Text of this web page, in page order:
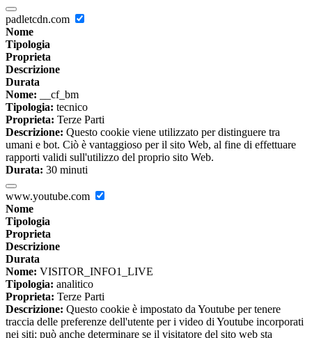
padletcdn.com
Nome
Tipologia
Proprieta
Descrizione
Durata
Nome: __cf_bm
Tipologia: tecnico
Proprieta: Terze Parti
Descrizione: Questo cookie viene utilizzato per distinguere tra
umani e bot. Ciò è vantaggioso per il sito Web, al fine di effettuare
rapporti validi sull'utilizzo del proprio sito Web.
Durata: 30 minuti
www.youtube.com
Nome
Tipologia
Proprieta
Descrizione
Durata
Nome: VISITOR_INFO1_LIVE
Tipologia: analitico
Proprieta: Terze Parti
Descrizione: Questo cookie è impostato da Youtube per tenere
traccia delle preferenze dell'utente per i video di Youtube incorporati
nei siti; può anche determinare se il visitatore del sito web sta